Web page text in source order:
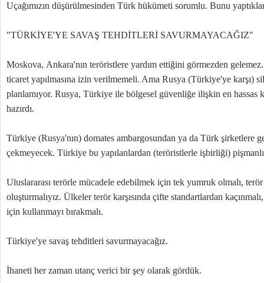
Uçağımızın düşürülmesinden Türk hükümeti sorumlu. Bunu
"TÜRKİYE'YE SAVAŞ TEHDİTLERİ SAVURMAYACAĞIZ"
Moskova, Ankara'nın teröristlere yardım ettiğini görmezden gelemez.
ticaret yapılmasına izin verilmemeli. Ama Rusya (Türkiye'ye karşı)
planlamıyor. Rusya, Türkiye ile bölgesel güvenliğe ilişkin en hassas
hazırdı.
Türkiye (Rusya'nın) domates ambargosundan ya da Türk şirketlere
çekmeyecek. Türkiye bu yapılanlardan (teröristlerle işbirliği)
Uluslararası terörle mücadele edebilmek için tek yumruk olmalı, terör
oluşturmalıyız. Ülkeler terör karşısında çifte standartlardan
için kullanmayı bırakmalı.
Türkiye'ye savaş tehditleri savurmayacağız.
İhaneti her zaman utanç verici bir şey olarak gördük.